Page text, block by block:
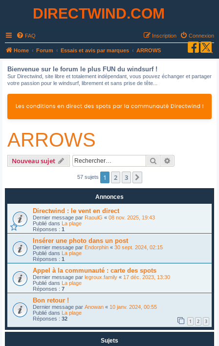
DIRECTWIND.COM
FAQ Connexion
Inscription
Home Forum Essais et avis par marques ARROWS
Bienvenue sur le forum le plus FUN du windsurf !
Sur Directwind, site libre et totalement indépendant, vous pouvez échanger et partager
votre passion pour le windsurf, librement et sans prise de tête...
ARROWS
Nouveau sujet Rechercher
57 sujets 1 2 3
Annonces
Directwind : le vent en direct
Dernier message par RaoulG « 08 nov. 2025, 19:43
Publié dans La plage
Réponses : 1
Insérer une photo dans un post
Dernier message par Endorphin « 30 sept. 2024, 02:15
Publié dans La plage
Réponses : 1
Appel à la communauté : carte des spots
Dernier message par legroux.family « 17 déc. 2023, 13:30
Publié dans La plage
Réponses : 7
Bon retour !
Dernier message par Anowan « 10 janv. 2024, 00:55
Publié dans La plage
Réponses : 32 1 2 3
Sujets